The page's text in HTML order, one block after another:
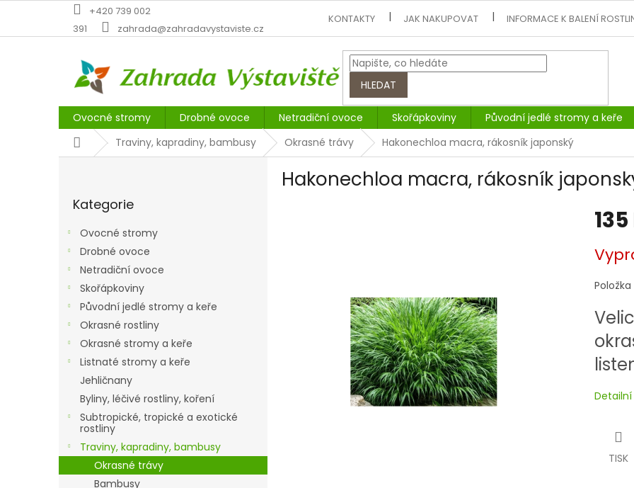
obsah
+420 739 002
391
zahrada@zahradavystaviste.cz
KONTAKTY JAK NAKUPOVAT INFORMACE K BALENÍ
HLEDAT
Ovocné stromy Drobné ovoce Netradiční ovoce Skořápkoviny Původní jedlé stromy a keře
DomůTraviny, kapradiny, bambusy Okrasné trávy Hakonechloa macra, rákosník japonský
kategorie
Kategorie
Ovocné stromy
Drobné ovoce
Netradiční ovoce
Skořápkoviny
Původní jedlé stromy a keře
Okrasné rostliny
Okrasné stromy a keře
Listnaté stromy a keře
Jehličnany
Byliny, léčivé rostliny, koření
Subtropické, tropické a exotické
rostliny
Traviny, kapradiny, bambusy
Okrasné trávy
Bambusy
Hakonechloa macra, rákosník
cena:
TISK